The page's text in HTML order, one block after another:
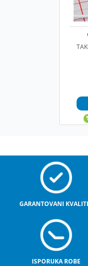
GARANTOVANI
ISPORUKA ROBE